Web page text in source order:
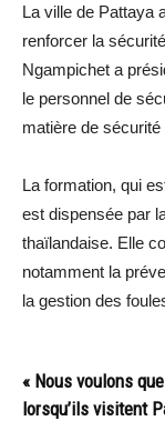
La ville de Pattaya
renforcer la
Ngampichet a
le personnel de
matière de
La formation, qui
est dispensée par
thaïlandaise. Elle
notamment la
la gestion des
« Nous voulons
lorsqu’ils visitent